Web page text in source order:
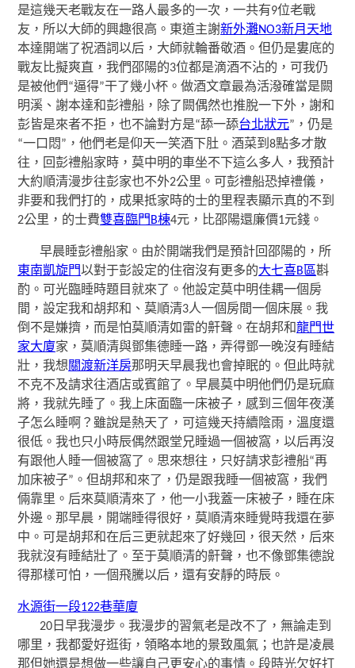
是這幾天老戰友在一路人最多的一次，一共有9位老戰
友，所以大師的興趣很高。東道主謝新外灘NO3新月天地
本達開端了祝酒詞以后，大師就輪番敬酒。但仍是婁底的
戰友比擬爽直，我們邵陽的3位都是滴酒不沾的，可我仍
是被他們“逼得”干了幾小杯。做酒文章最為活潑確當是闕
明溪、謝本達和彭禮船，除了闕偶然也推脫一下外，謝和
彭皆是來者不拒，也不論對方是“舔一舔台北狀元”，仍是
“一口悶”，他們老是仰天一笑酒下肚。酒菜到8點多才散
往，回彭禮船家時，莫中明的車坐不下這么多人，我預計
大約順清漫步往彭家也不外2公里。可彭禮船恐掉禮儀，
非要和我們打的，成果抵家時的士的里程表顯示真的不到
2公里，的士費雙喜臨門B棟4元，比邵陽還廉價1元錢。
早晨睡彭禮船家。由於開端我們是預計回邵陽的，所
東南凱旋門以對于彭設定的住宿沒有更多的大七喜B區斟
酌。可光臨睡時題目就來了。他設定莫中明佳耦一個房
間，設定我和胡邦和、莫順清3人一個房間一個床展。我
倒不是嫌擠，而是怕莫順清如雷的鼾聲。在胡邦和龍門世
家大廈家，莫順清與鄧集德睡一路，弄得鄧一晚沒有睡結
壯，我想關渡新洋房那明天早晨我也會掉眠的。但此時就
不克不及請求往酒店或賓館了。早晨莫中明他們仍是玩麻
將，我就先睡了。我上床面臨一床被子，感到三個年夜漢
子怎么睡啊？雖說是熱天了，可這幾天持續陰雨，溫度還
很低。我也只小時辰偶然跟堂兄睡過一個被窩，以后再沒
有跟他人睡一個被窩了。思來想往，只好請求彭禮船“再
加床被子”。但胡邦和來了，仍是跟我睡一個被窩，我們
倆靠里。后來莫順清來了，他一小我蓋一床被子，睡在床
外邊。那早晨，開端睡得很好，莫順清來睡覺時我還在夢
中。可是胡邦和在后三更就起來了好幾回，很天然，后來
我就沒有睡結壯了。至于莫順清的鼾聲，也不像鄧集德說
得那樣可怕，一個飛騰以后，還有安靜的時辰。
水源街一段122巷華廈
20日早我漫步。我漫步的習氣老是改不了，無論走到
哪里，我都愛好逛街，領略本地的景致風氣；也許是凌晨
那但她還是想做一些讓自己更安心的事情。段時光欠好打